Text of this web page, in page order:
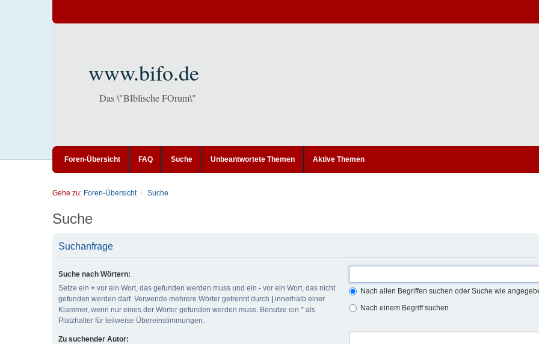
www.bifo.de
Das \"BIblische FOrum\"
Foren-Übersicht FAQ Suche Unbeantwortete Themen Aktive Themen
Gehe zu: Foren-Übersicht Suche
Suche
Suchanfrage
Suche nach Wörtern:
Setze ein + vor ein Wort, das gefunden werden muss und ein - vor ein Wort, das nicht
gefunden werden darf. Verwende mehrere Wörter getrennt durch
innerhalb einer
Klammer, wenn nur eines der Wörter gefunden werden muss. Benutze ein * als
Platzhalter für teilweise Übereinstimmungen.
Nach allen Begriffen suchen oder Suche wie
Nach einem Begriff suchen
Zu suchender Autor: